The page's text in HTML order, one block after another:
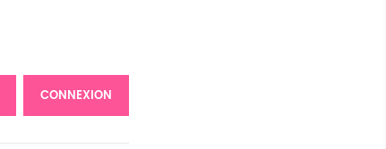
CONNEXION